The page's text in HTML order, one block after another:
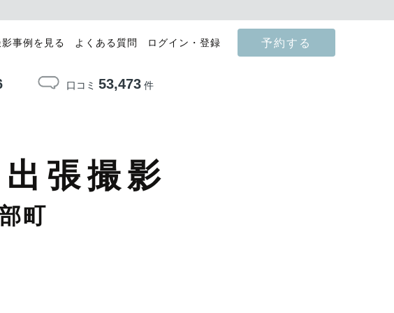
影事例を見る よくある質問 ログイン・登録 予約する
口コミ 53,473件
張撮影
町